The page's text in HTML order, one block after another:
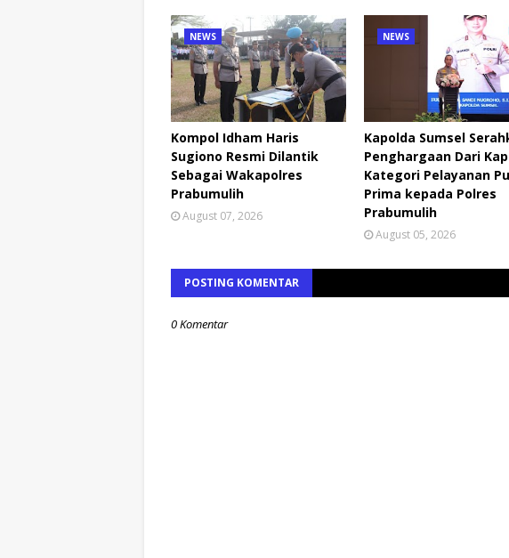
NEWS
Kompol Idham Haris
Sugiono Resmi Dilantik
Sebagai Wakapolres
Prabumulih
August 07, 2026
NEWS
Kapolda Sumsel
Penghargaan Dari
Kategori Pelayanan
Prima kepada Polres
Prabumulih
August 05, 2026
POSTING KOMENTAR
0 Komentar